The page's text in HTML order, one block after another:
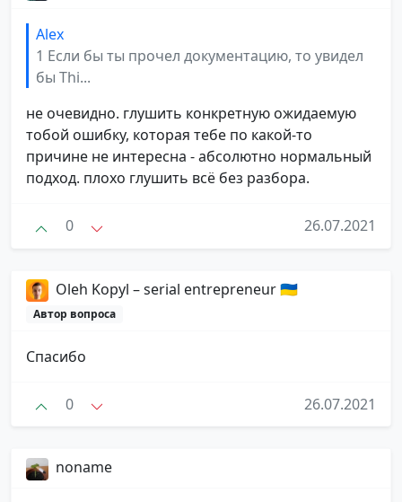
Alex
1 Если бы ты прочел документацию, то увидел
бы Thi...
не очевидно. глушить конкретную ожидаемую
тобой ошибку, которая тебе по какой-то
причине не интересна - абсолютно нормальный
подход. плохо глушить всё без разбора.
0 26.07.2021
Oleh Kopyl – serial entrepreneur 🇺🇦
Автор вопроса
Спасибо
0 26.07.2021
noname